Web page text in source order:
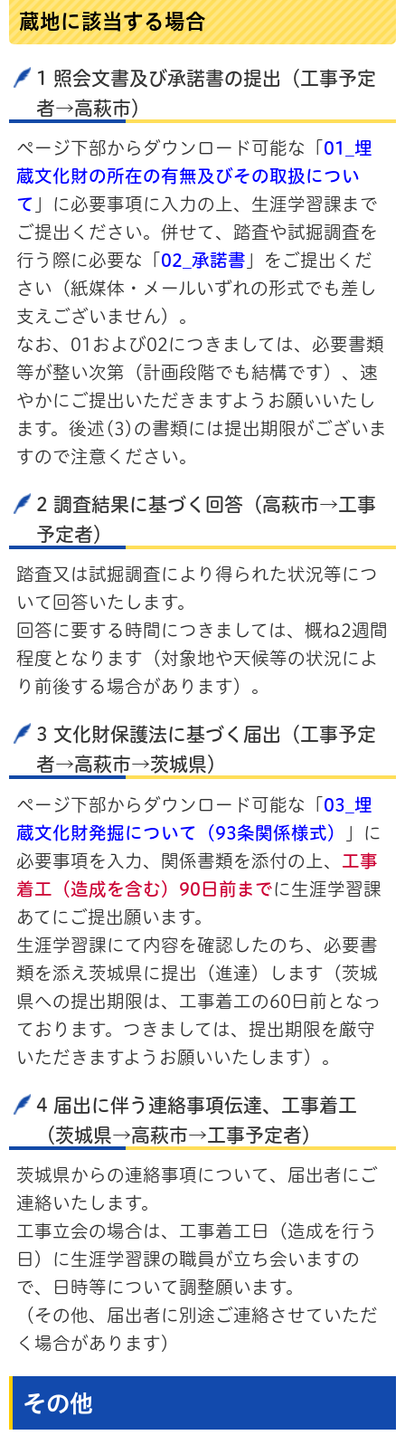
蔵地に該当する場合
1 照会文書及び承諾書の提出（工事予定
者→高萩市）
ページ下部からダウンロード可能な「 01_埋
蔵文化財の所在の有無及びその取扱につい
て
」に必要事項に入力の上、生涯学習課まで
ご提出ください。併せて、踏査や試掘調査を
行う際に必要な「 02_承諾書 」をご提出くだ
さい（紙媒体・メールいずれの形式でも差し
支えございません）。
なお、01および02につきましては、必要書類
等が整い次第（計画段階でも結構です）、速
やかにご提出いただきますようお願いいたし
ます。後述(3)の書類には提出期限がございま
すので注意ください。
2 調査結果に基づく回答（高萩市→工事
予定者）
踏査又は試掘調査により得られた状況等につ
いて回答いたします。
回答に要する時間につきましては、概ね2週間
程度となります（対象地や天候等の状況によ
り前後する場合があります）。
3 文化財保護法に基づく届出（工事予定
者→高萩市→茨城県）
ページ下部からダウンロード可能な「 03_埋
蔵文化財発掘について（93条関係様式）
」に
必要事項を入力、関係書類を添付の上、
工事
着工（造成を含む）90日前までに生涯学習課
あてにご提出願います。
生涯学習課にて内容を確認したのち、必要書
類を添え茨城県に提出（進達）します（茨城
県への提出期限は、工事着工の60日前となっ
ております。つきましては、提出期限を厳守
いただきますようお願いいたします）。
4 届出に伴う連絡事項伝達、工事着工
（茨城県→高萩市→工事予定者）
茨城県からの連絡事項について、届出者にご
連絡いたします。
工事立会の場合は、工事着工日（造成を行う
日）に生涯学習課の職員が立ち会いますの
で、日時等について調整願います。
（その他、届出者に別途ご連絡させていただ
く場合があります）
その他